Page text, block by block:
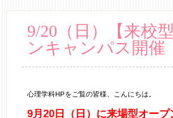
9/20（日）【来校
ンキャンパス開催
心理学科HPをご覧の皆様、こんにちは。
9月20日（日）に来場型オー